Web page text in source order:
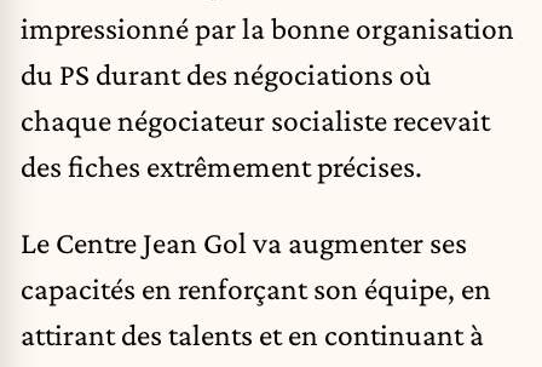
impressionné par la bonne organisation
du PS durant des négociations où
chaque négociateur socialiste recevait
des fiches extrêmement précises.
Le Centre Jean Gol va augmenter ses
capacités en renforçant son équipe, en
attirant des talents et en continuant à